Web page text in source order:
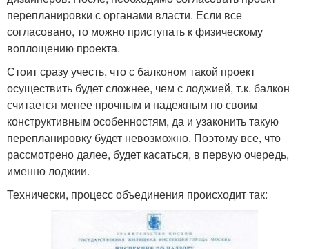
перепланировки с органами власти. Если все
согласовано, то можно приступать к физическому
воплощению проекта.
Стоит сразу учесть, что с балконом такой проект
осуществить будет сложнее, чем с лоджией, т.к. балкон
считается менее прочным и надежным по своим
конструктивным особенностям, да и узаконить такую
перепланировку будет невозможно. Поэтому все, что
рассмотрено далее, будет касаться, в первую очередь,
именно лоджии.
Технически, процесс объединения происходит так: